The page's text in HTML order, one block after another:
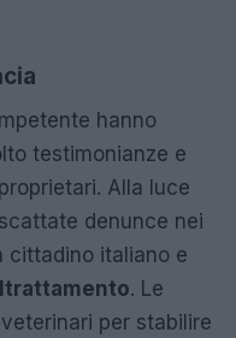
hanno
testimonianze e
Alla luce
denunce nei
cittadino italiano e
. Le
per stabilire